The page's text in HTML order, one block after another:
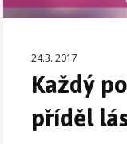
24.3. 2017
Každý
příděl